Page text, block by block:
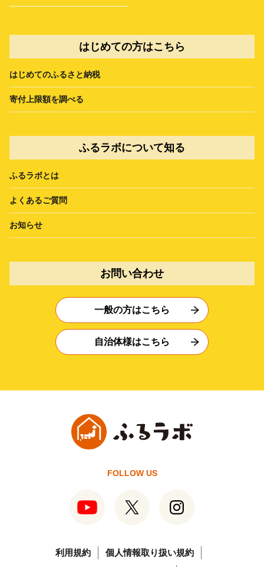
はじめての方はこちら
はじめてのふるさと納税
寄付上限額を調べる
ふるラボについて知る
ふるラボとは
よくあるご質問
お知らせ
お問い合わせ
一般の方はこちら
自治体様はこちら
FOLLOW US
利用規約
個人情報取り扱い規約